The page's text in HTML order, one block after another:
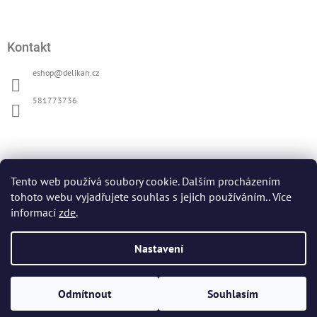
Tento web používá soubory cookie. Dalším procházením
tohoto webu vyjadřujete souhlas s jejich používáním.. Více
informací zde.
Nastavení
Odmítnout Souhlasím
Kontakt
eshop@delikan.cz
581773736
Oficiální web DELIKAN
Vytvořil Shoptet Copyright 2026 . Všechna práva vyhrazena.
nastavení cookies